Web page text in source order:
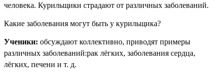
человека. Курильщики страдают от различных заболеваний.
Какие заболевания могут быть у курильщика?
Ученики: обсуждают коллективно, приводят примеры
различных заболеваний:рак лёгких, заболевания сердца,
лёгких, печени и т. д.